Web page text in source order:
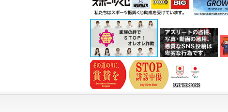
2026.04.16
2026.03.30
2026.03.24
2026.03.24
2026.02.12
2026.02.02